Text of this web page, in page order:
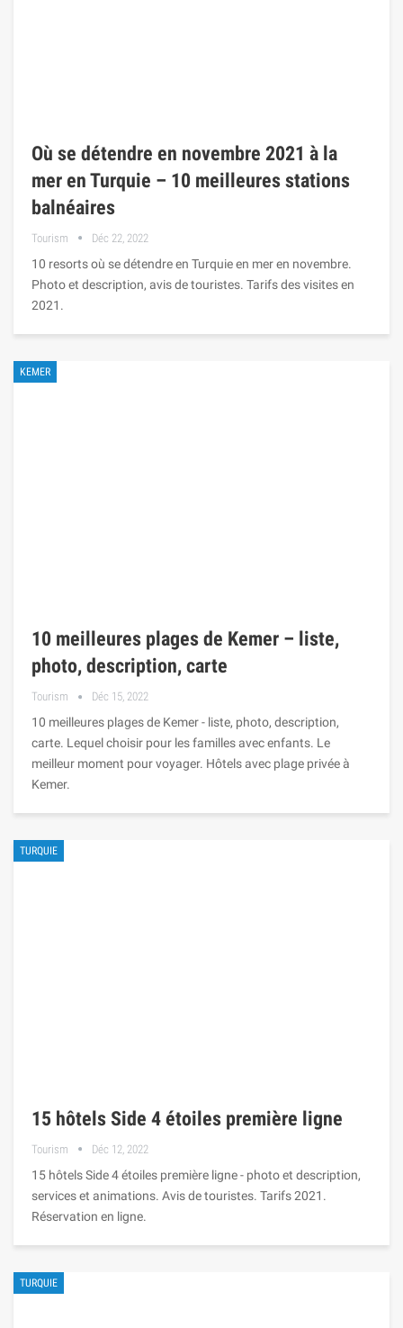
Où se détendre en novembre 2021 à la
mer en Turquie – 10 meilleures stations
balnéaires
Tourism Déc 22, 2022
10 resorts où se détendre en Turquie en mer en novembre.
Photo et description, avis de touristes. Tarifs des visites en
2021.
KEMER
10 meilleures plages de Kemer – liste,
photo, description, carte
Tourism Déc 15, 2022
10 meilleures plages de Kemer - liste, photo, description,
carte. Lequel choisir pour les familles avec enfants. Le
meilleur moment pour voyager. Hôtels avec plage privée à
Kemer.
TURQUIE
15 hôtels Side 4 étoiles première ligne
Tourism Déc 12, 2022
15 hôtels Side 4 étoiles première ligne - photo et description,
services et animations. Avis de touristes. Tarifs 2021.
Réservation en ligne.
TURQUIE